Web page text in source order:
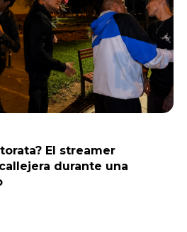
El streamer
durante una